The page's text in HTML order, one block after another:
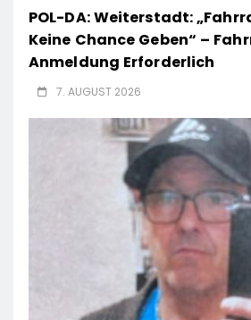
POL-DA: Weiterstadt:
Keine Chance Geben“ –
Anmeldung Erforderlich
7. AUGUST 2026